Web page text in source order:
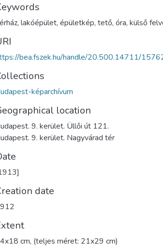
, lakóépület, épületkép, tető, óra, külső
bea.fszek.hu/handle/20.500.14711/
képarchívum
location
9. kerület. Üllői út 121.
9. kerület. Nagyvárad tér
date
cm, (teljes méret: 21x29 cm)